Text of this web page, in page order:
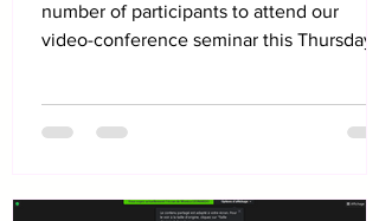
number of participants to attend our
video-conference seminar this Thursday,